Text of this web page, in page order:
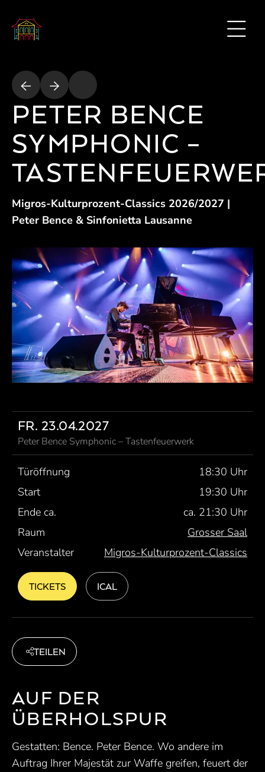
PETER BENCE
SYMPHONIC –
Migros-Kulturprozent-Classics 2026/2027 |
Peter Bence & Sinfonietta Lausanne
FR. 23.04.2027
Peter Bence Symphonic – Tastenfeuerwerk
Türöffnung
18:30 Uhr
Start
19:30 Uhr
Ende ca.
ca. 21:30 Uhr
Raum
Grosser Saal
Veranstalter
Migros-Kulturprozent-Classics
TICKETS ICAL
TEILEN
AUF DER
ÜBERHOLSPUR
Gestatten: Bence. Peter Bence. Wo andere im
Auftrag Ihrer Majestät zur Waffe greifen, feuert der